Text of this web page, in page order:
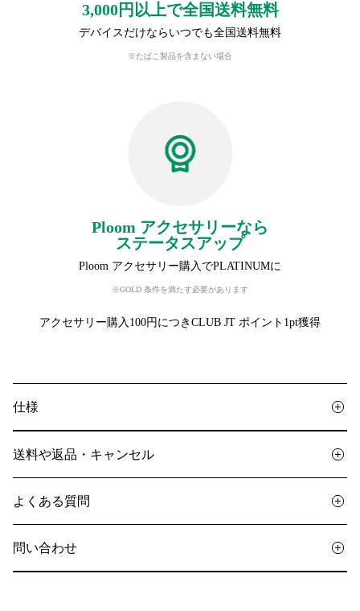
3,000円以上で全国送料無料
デバイスだけならいつでも全国送料無料
※たばこ製品を含まない場合
Ploom アクセサリーなら
ステータスアップ
Ploom アクセサリー購入でPLATINUMに
※GOLD 条件を満たす必要があります
アクセサリー購入100円につきCLUB JT ポイント1pt獲得
仕様
送料や返品・キャンセル
よくある質問
問い合わせ